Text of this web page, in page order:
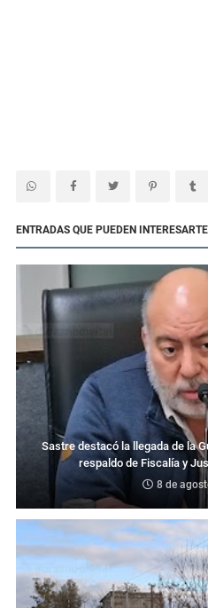
ENTRADAS QUE PUEDEN INTERESARTE
Sastre destacó la llegada de la
respaldo de Fiscalía y
8 de